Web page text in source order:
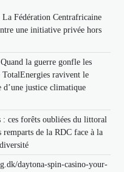
Fédération Centrafricaine
une initiative privée hors
Quand la guerre gonfle les
ravivent le
d’une justice climatique
: ces forêts oubliées du littoral
de la RDC face à la
daytona-spin-casino-your-